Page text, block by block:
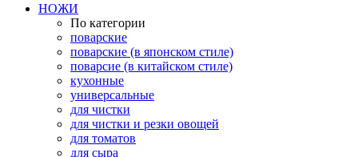
НОЖИ
По категории
поварские
поварские (в японском стиле)
поварсие (в китайском стиле)
кухонные
универсальные
для чистки
для чистки и резки овощей
для томатов
для сыра